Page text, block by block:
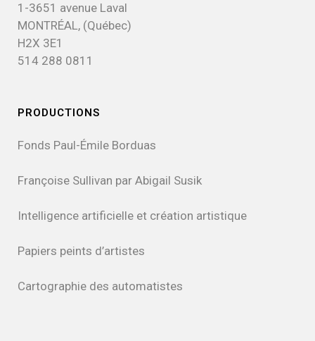
1-3651 avenue Laval
MONTRÉAL, (Québec)
H2X 3E1
514 288 0811
PRODUCTIONS
Fonds Paul-Émile Borduas
Françoise Sullivan par Abigail Susik
Intelligence artificielle et création artistique
Papiers peints d’artistes
Cartographie des automatistes